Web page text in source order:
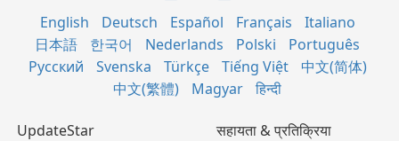
English Deutsch Español Français
Italiano
日本語
한국어 Nederlands Polski
Português
Русский
Svenska Türkçe Tiếng Việt
中文(简体)
中文(繁體)
Magyar हिन्दी
UpdateStar
सहायता & प्रतिक्रिया